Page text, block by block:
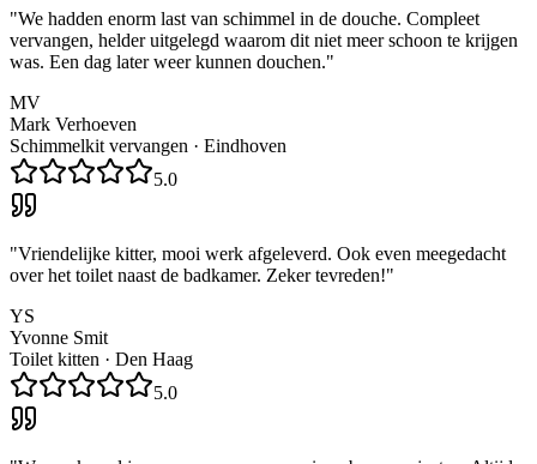
"We hadden enorm last van schimmel in de douche. Compleet
vervangen, helder uitgelegd waarom dit niet meer schoon te krijgen
was. Een dag later weer kunnen douchen."
MV
Mark Verhoeven
Schimmelkit vervangen · Eindhoven
5.0
"Vriendelijke kitter, mooi werk afgeleverd. Ook even meegedacht
over het toilet naast de badkamer. Zeker tevreden!"
YS
Yvonne Smit
Toilet kitten · Den Haag
5.0